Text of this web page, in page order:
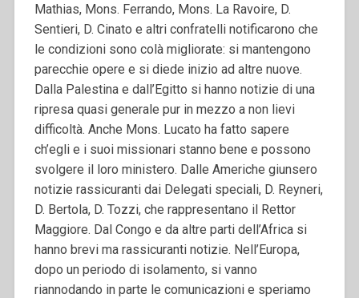
Mathias, Mons. Ferrando, Mons. La Ravoire, D.
Sentieri, D. Cinato e altri confratelli notificarono che
le condizioni sono colà migliorate: si mantengono
parecchie opere e si diede inizio ad altre nuove.
Dalla Palestina e dall’Egitto si hanno notizie di una
ripresa quasi generale pur in mezzo a non lievi
difficoltà. Anche Mons. Lucato ha fatto sapere
ch’egli e i suoi missionari stanno bene e possono
svolgere il loro ministero. Dalle Americhe giunsero
notizie rassicuranti dai Delegati speciali, D. Reyneri,
D. Bertola, D. Tozzi, che rappresentano il Rettor
Maggiore. Dal Congo e da altre parti dell’Africa si
hanno brevi ma rassicuranti notizie. Nell’Europa,
dopo un periodo di isolamento, si vanno
riannodando in parte le comunicazioni e speriamo